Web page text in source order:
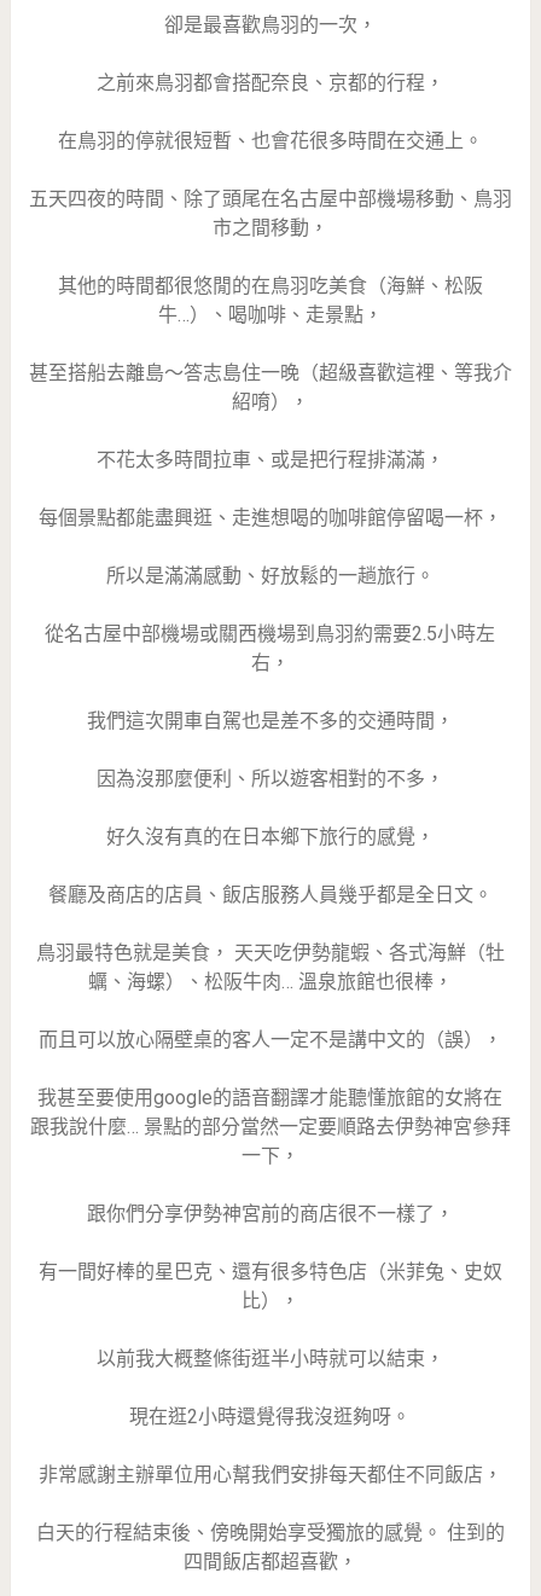
卻是最喜歡鳥羽的一次，
之前來鳥羽都會搭配奈良、京都的行程，
在鳥羽的停就很短暫、也會花很多時間在交通上。
五天四夜的時間、除了頭尾在名古屋中部機場移動、鳥羽
市之間移動，
其他的時間都很悠閒的在鳥羽吃美食（海鮮、松阪
牛…）、喝咖啡、走景點，
甚至搭船去離島～答志島住一晚（超級喜歡這裡、等我介
紹唷），
不花太多時間拉車、或是把行程排滿滿，
每個景點都能盡興逛、走進想喝的咖啡館停留喝一杯，
所以是滿滿感動、好放鬆的一趟旅行。
從名古屋中部機場或關西機場到鳥羽約需要2.5小時左
右，
我們這次開車自駕也是差不多的交通時間，
因為沒那麼便利、所以遊客相對的不多，
好久沒有真的在日本鄉下旅行的感覺，
餐廳及商店的店員、飯店服務人員幾乎都是全日文。
鳥羽最特色就是美食， 天天吃伊勢龍蝦、各式海鮮（牡
蠣、海螺）、松阪牛肉… 溫泉旅館也很棒，
而且可以放心隔壁桌的客人一定不是講中文的（誤），
我甚至要使用google的語音翻譯才能聽懂旅館的女將在
跟我說什麼… 景點的部分當然一定要順路去伊勢神宮參拜
一下，
跟你們分享伊勢神宮前的商店很不一樣了，
有一間好棒的星巴克、還有很多特色店（米菲兔、史奴
比），
以前我大概整條街逛半小時就可以結束，
現在逛2小時還覺得我沒逛夠呀。
非常感謝主辦單位用心幫我們安排每天都住不同飯店，
白天的行程結束後、傍晚開始享受獨旅的感覺。 住到的
四間飯店都超喜歡，